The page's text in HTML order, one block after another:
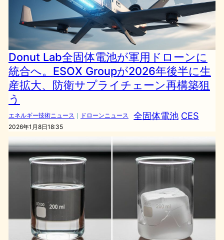
Donut Lab全固体電池が軍用ドローンに
統合へ。ESOX Groupが2026年後半に生
産拡大、防衛サプライチェーン再構築狙
う
エネルギー技術ニュース ｜ ドローンニュース 全固体電池 CES
2026年1月8日18:35